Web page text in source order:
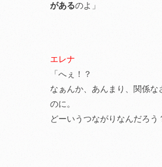
があるのよ」
エレナ
「へぇ！？
なぁんか、あんまり、関係な
のに。
どーいうつながりなんだろう